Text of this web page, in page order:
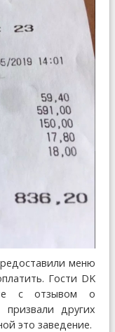
меню
Гости DK
с отзывом о
других
это заведение.